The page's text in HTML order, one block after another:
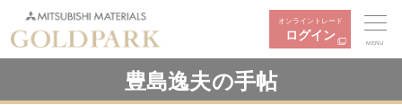
オンライントレード
ログイン
MENU
豊島逸夫の手帖